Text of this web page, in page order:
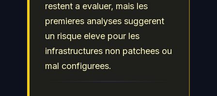
restent a evaluer, mais les
premieres analyses suggerent
un risque eleve pour les
infrastructures non patchees ou
mal configurees.